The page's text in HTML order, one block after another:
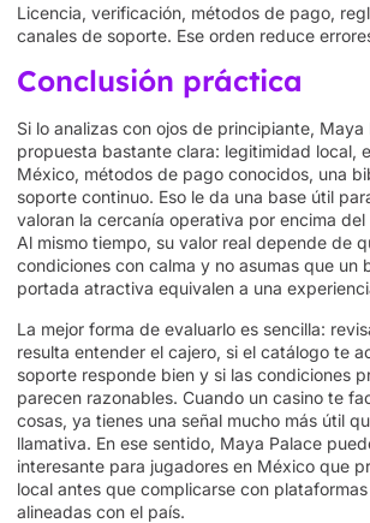
Licencia, verificación, métodos de pago,
canales de soporte. Ese orden reduce
Conclusión práctica
Si lo analizas con ojos de principiante, Maya
propuesta bastante clara: legitimidad local,
México, métodos de pago conocidos, una
soporte continuo. Eso le da una base útil
valoran la cercanía operativa por encima
Al mismo tiempo, su valor real depende de
condiciones con calma y no asumas que un
portada atractiva equivalen a una
La mejor forma de evaluarlo es sencilla:
resulta entender el cajero, si el catálogo te
soporte responde bien y si las condiciones
parecen razonables. Cuando un casino te
cosas, ya tienes una señal mucho más útil
llamativa. En ese sentido, Maya Palace
interesante para jugadores en México que
local antes que complicarse con
alineadas con el país.